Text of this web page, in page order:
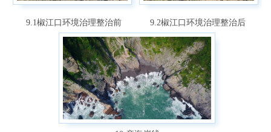
9.1椒江口环境治理整治前 9.2椒江口环境治理整治后